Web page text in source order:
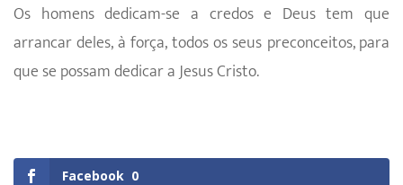
Os homens dedicam-se a credos e Deus tem que
arrancar deles, à força, todos os seus preconceitos, para
que se possam dedicar a Jesus Cristo.
Facebook 0